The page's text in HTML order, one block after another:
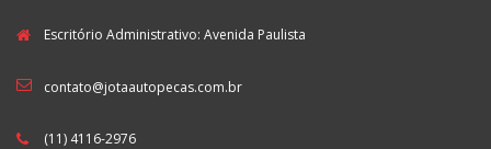
Escritório Administrativo: Avenida Paulista
contato@jotaautopecas.com.br
(11) 4116-2976